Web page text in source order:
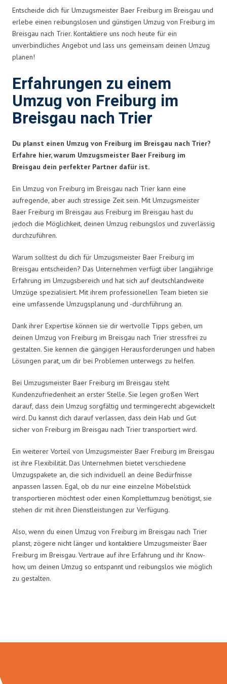
Entscheide dich für Umzugsmeister Baer Freiburg im Breisgau und
erlebe einen reibungslosen und günstigen Umzug von Freiburg im
Breisgau nach Trier. Kontaktiere uns noch heute für ein
unverbindliches Angebot und lass uns gemeinsam deinen Umzug
planen!
Erfahrungen zu einem
Umzug von Freiburg im
Breisgau nach Trier
Du planst einen Umzug von Freiburg im Breisgau nach Trier?
Erfahre hier, warum Umzugsmeister Baer Freiburg im
Breisgau dein perfekter Partner dafür ist.
Ein Umzug von Freiburg im Breisgau nach Trier kann eine
aufregende, aber auch stressige Zeit sein. Mit Umzugsmeister
Baer Freiburg im Breisgau aus Freiburg im Breisgau hast du
jedoch die Möglichkeit, deinen Umzug reibungslos und zuverlässig
durchzuführen.
Warum solltest du dich für Umzugsmeister Baer Freiburg im
Breisgau entscheiden? Das Unternehmen verfügt über langjährige
Erfahrung im Umzugsbereich und hat sich auf deutschlandweite
Umzüge spezialisiert. Mit ihrem professionellen Team bieten sie
eine umfassende Umzugsplanung und -durchführung an.
Dank ihrer Expertise können sie dir wertvolle Tipps geben, um
deinen Umzug von Freiburg im Breisgau nach Trier stressfrei zu
gestalten. Sie kennen die gängigen Herausforderungen und haben
Lösungen parat, um dir bei Problemen unterwegs zu helfen.
Bei Umzugsmeister Baer Freiburg im Breisgau steht
Kundenzufriedenheit an erster Stelle. Sie legen großen Wert
darauf, dass dein Umzug sorgfältig und termingerecht abgewickelt
wird. Du kannst dich darauf verlassen, dass dein Hab und Gut
sicher von Freiburg im Breisgau nach Trier transportiert wird.
Ein weiterer Vorteil von Umzugsmeister Baer Freiburg im Breisgau
ist ihre Flexibilität. Das Unternehmen bietet verschiedene
Umzugspakete an, die sich individuell an deine Bedürfnisse
anpassen lassen. Egal, ob du nur eine einzelne Möbelstück
transportieren möchtest oder einen Komplettumzug benötigst, sie
stehen dir mit ihren Dienstleistungen zur Verfügung.
Also, wenn du einen Umzug von Freiburg im Breisgau nach Trier
planst, zögere nicht länger und kontaktiere Umzugsmeister Baer
Freiburg im Breisgau. Vertraue auf ihre Erfahrung und ihr Know-
how, um deinen Umzug so entspannt und reibungslos wie möglich
zu gestalten.